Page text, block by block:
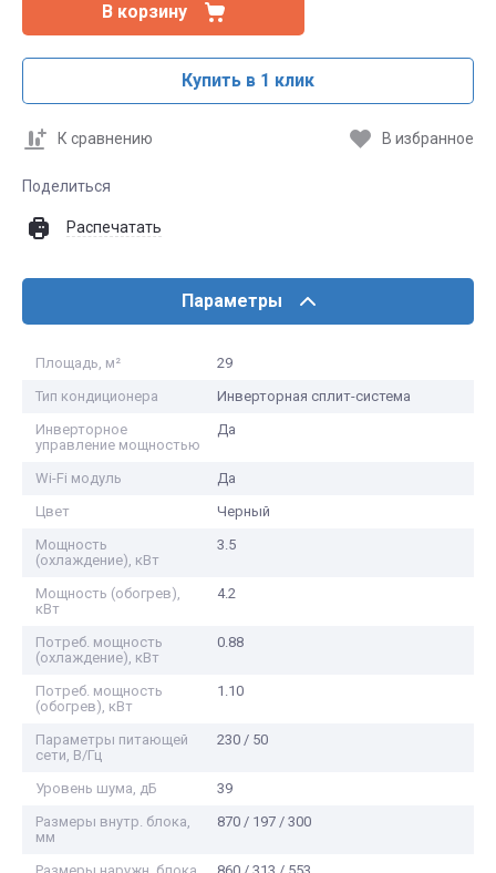
В корзину
Купить в 1 клик
К сравнению В избранное
Поделиться
Распечатать
Параметры
Площадь, м²
29
Тип кондиционера
Инверторная сплит-система
Инверторное
управление мощностью
Да
Wi-Fi модуль
Да
Цвет
Черный
Мощность
(охлаждение), кВт
3.5
Мощность (обогрев),
кВт
4.2
Потреб. мощность
(охлаждение), кВт
0.88
Потреб. мощность
(обогрев), кВт
1.10
Параметры питающей
сети, В/Гц
230 / 50
Уровень шума, дБ
39
Размеры внутр. блока,
мм
870 / 197 / 300